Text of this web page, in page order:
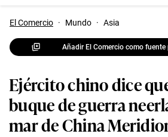
El Comercio · Mundo · Asia
Añadir El Comercio como fuente
Ejército chino dice
buque de guerra
mar de China